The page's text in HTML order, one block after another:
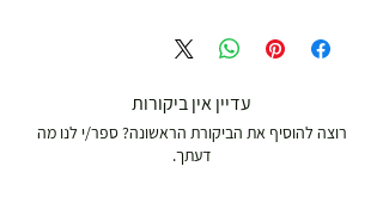
19.00 ₪
עדיין אין ביקורות
רוצה להוסיף את הביקורת הראשונה? ספר/י לנו מה
דעתך.